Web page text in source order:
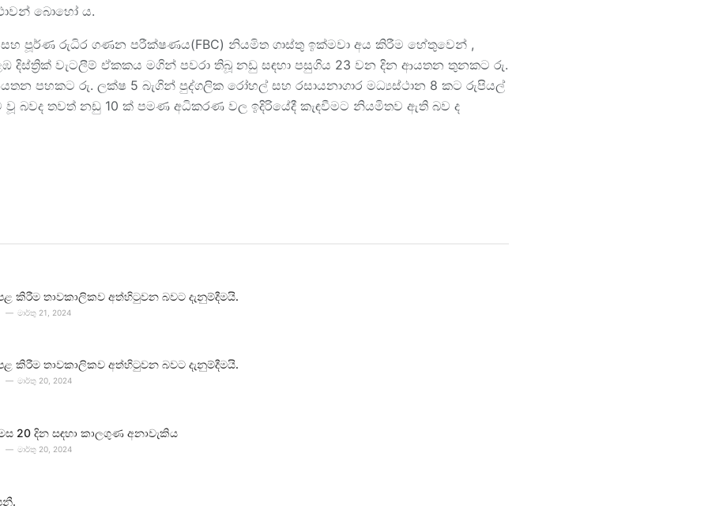
බොහෝ ය.
පූර්ණ රුධිර ගණන පරීක්ෂණය(FBC) නියමිත ගාස්තු ඉක්මවා අය කිරීම හේතුවෙන් ,
දිස්ත්‍රික් වැටලීම් ඒකකය මගින් පවරා තිබූ නඩු සඳහා පසුගිය 23 වන දින ආයතන තුනකට රු.
පහකට රු. ලක්ෂ 5 බැගින් පුද්ගලික රෝහල් සහ රසායනාගාර මධ්‍යස්ථාන 8 කට රුපියල්
බවද තවත් නඩු 10 ක් පමණ අධිකරණ වල ඉදිරියේදී කැඳවීමට නියමිතව ඇති බව ද
කිරීම තාවකාලිකව අත්හිටුවන බවට දැනුම්දීමයි.
මාර්තු 21, 2024
කිරීම තාවකාලිකව අත්හිටුවන බවට දැනුම්දීමයි.
මාර්තු 20, 2024
20 දින සඳහා කාලගුණ අනාවැකිය
මාර්තු 20, 2024